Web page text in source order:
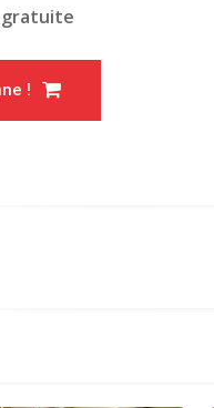
gratuite
!